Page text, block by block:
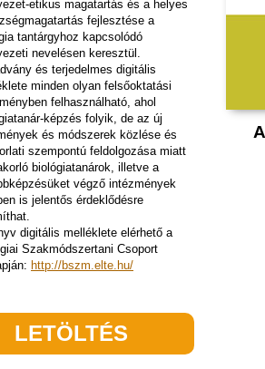
etikus magatartás és a helyes
fejlesztése a
tantárgyhoz kapcsolódó
nevelésen keresztül.
és terjedelmes digitális
minden olyan felsőoktatási
felhasználható, ahol
képzés folyik, de az új
és módszerek közlése és
szempontú feldolgozása miatt
biológiatanárok, illetve a
végző intézmények
is jelentős érdeklődésre
digitális melléklete elérhető a
Szakmódszertani Csoport
http://bszm.elte.hu/
LETÖLTÉS